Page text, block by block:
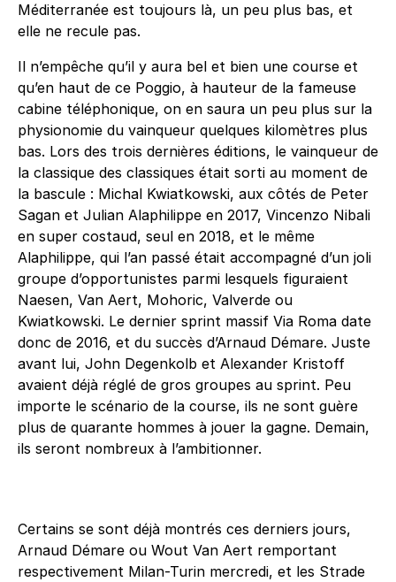
Méditerranée est toujours là, un peu plus bas, et
elle ne recule pas.
Il n’empêche qu’il y aura bel et bien une course et
qu’en haut de ce Poggio, à hauteur de la fameuse
cabine téléphonique, on en saura un peu plus sur la
physionomie du vainqueur quelques kilomètres plus
bas. Lors des trois dernières éditions, le vainqueur de
la classique des classiques était sorti au moment de
la bascule : Michal Kwiatkowski, aux côtés de Peter
Sagan et Julian Alaphilippe en 2017, Vincenzo Nibali
en super costaud, seul en 2018, et le même
Alaphilippe, qui l’an passé était accompagné d’un joli
groupe d’opportunistes parmi lesquels figuraient
Naesen, Van Aert, Mohoric, Valverde ou
Kwiatkowski. Le dernier sprint massif Via Roma date
donc de 2016, et du succès d’Arnaud Démare. Juste
avant lui, John Degenkolb et Alexander Kristoff
avaient déjà réglé de gros groupes au sprint. Peu
importe le scénario de la course, ils ne sont guère
plus de quarante hommes à jouer la gagne. Demain,
ils seront nombreux à l’ambitionner.
Certains se sont déjà montrés ces derniers jours,
Arnaud Démare ou Wout Van Aert remportant
respectivement Milan-Turin mercredi, et les Strade